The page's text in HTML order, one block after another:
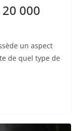
000
un aspect
de quel type de